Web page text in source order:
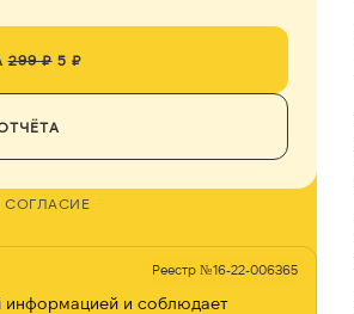
299 ₽5 ₽
СОГЛАСИЕ
Реестр №16-22-006365
информацией и соблюдает